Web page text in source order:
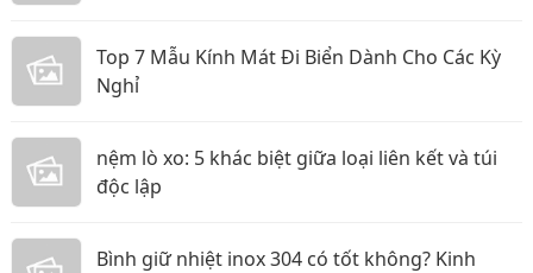
Top 7 Mẫu Kính Mát Đi Biển Dành Cho Các Kỳ
Nghỉ
nệm lò xo: 5 khác biệt giữa loại liên kết và túi
độc lập
Bình giữ nhiệt inox 304 có tốt không? Kinh